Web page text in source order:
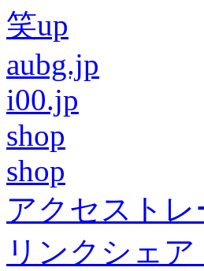
笑up
aubg.jp
i00.jp
shop
shop
アクセスト
リンクシェ